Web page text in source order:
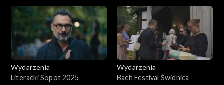
Romane Dyvesa. Gorzów
Wielkopolski 2025
Wydarzenia
Literacki Sopot 2025
Wydarzenia
Bach Festival Świdnica